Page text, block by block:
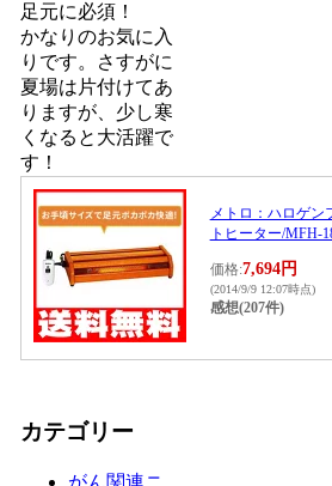
足元に必須！
かなりのお気に入
りです。さすがに
夏場は片付けてあ
りますが、少し寒
くなると大活躍で
す！
メトロ：ハロゲン
トヒーター/MFH-
価格:7,694円
(2014/9/9 12:07時点)
感想(207件)
カテゴリー
がん関連ニ